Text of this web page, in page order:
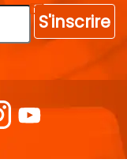
S'inscrire